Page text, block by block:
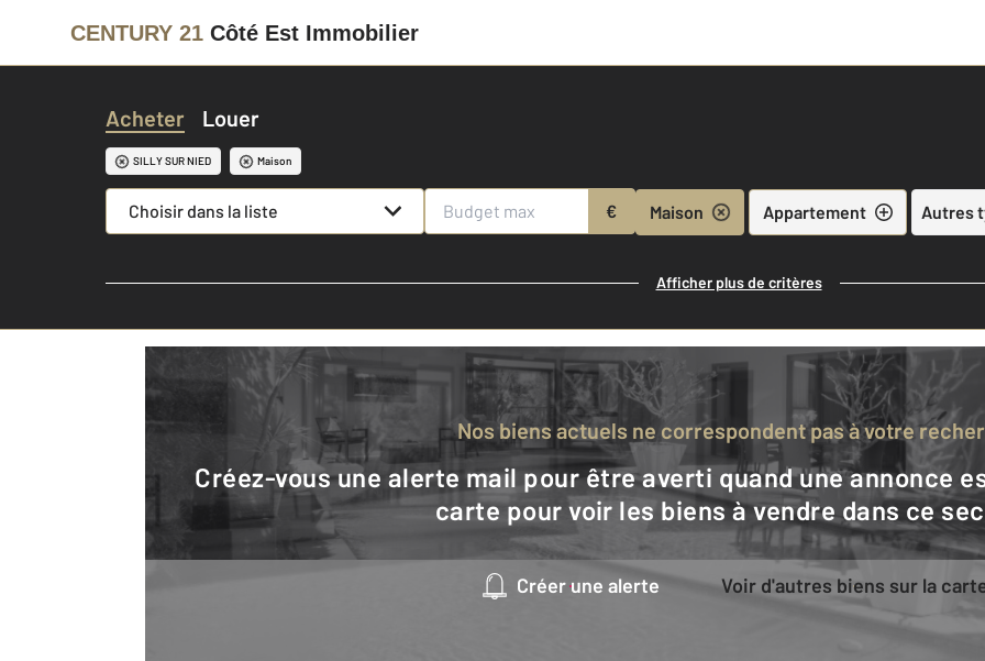
CENTURY 21 Côté Est Immobilier
Acheter Louer
SILLY SUR NIED Maison
Choisir dans la liste € Maison Appartement Autres
Afficher plus de critères
Nos biens actuels ne correspondent pas à votre
Créez-vous une alerte mail pour être averti quand une annonce est en ligne et consultez la
carte pour voir les biens à vendre dans ce
Créer une alerte Voir d'autres biens sur la